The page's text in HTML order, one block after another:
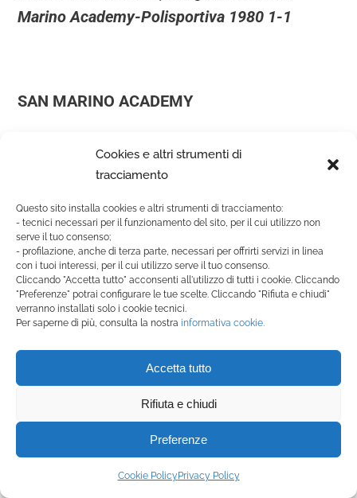
Cookies e altri strumenti di
tracciamento
Questo sito installa cookies e altri strumenti di tracciamento:
- tecnici necessari per il funzionamento del sito, per il cui utilizzo non
serve il tuo consenso;
- profilazione, anche di terza parte, necessari per offrirti servizi in linea
con i tuoi interessi, per il cui utilizzo serve il tuo consenso.
Cliccando "Accetta tutto" acconsenti all'utilizzo di tutti i cookie. Cliccando
"Preferenze" potrai configurare le tue scelte. Cliccando "Rifiuta e chiudi"
verranno installati solo i cookie tecnici.
Per saperne di più, consulta la nostra informativa cookie.
Accetta tutto
Rifiuta e chiudi
Preferenze
Cookie Policy Privacy Policy
Marino Academy-Polisportiva 1980 1-1
SAN MARINO ACADEMY
A disposizione: Giorgi, Mordenti, Giardina,
Turnone, Dominici, Villagra, Giudice
Allenatore: Matteo Selva
Della Corte, Venturelli, Andreini, Fusconi,
A disposizione: Sorrentino, Antonecchia,
Insinna, Casacci, Gentili, Bertozzi, Spada